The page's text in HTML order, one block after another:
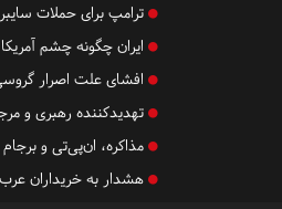
ترامپ برای حملات
ایران چگونه چشم
افشای علت اصرار
تهدیدکننده رهبری و
مذاکره، ان‌پی‌تی و
هشدار به خریداران عرب